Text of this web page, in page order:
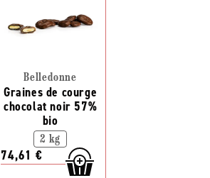
Belledonne
Graines de courge
chocolat noir 57%
bio
2 kg
74,61 €